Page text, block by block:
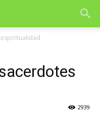
espiritualidad
2939